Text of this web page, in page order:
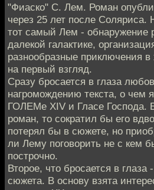
"Фиаско" С. Лем. Роман
через 25 лет после Соляриса.
тот самый Лем - обнаружение
далекой галактике,
разнообразные приключения в
на первый взгляд.
Сразу бросается в глаза
нагромождению текста, о чем
ГОЛЕМе XIV и Гласе Господа.
роман, то сократил бы его
потерял бы в сюжете, но
ли Лему поговорить не с кем
построчно.
Второе, что бросается в глаза
сюжета. В основу взята